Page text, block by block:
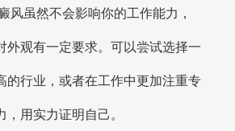
风虽然不会影响你的工作能力，
外观有一定要求。可以尝试选择一
的行业，或者在工作中更加注重专
，用实力证明自己。